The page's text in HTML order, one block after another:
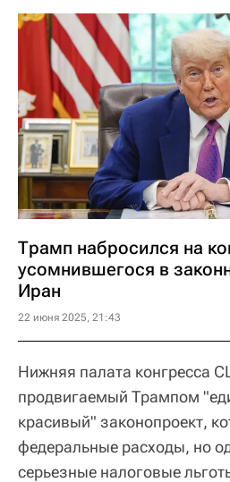
Трамп набросился на
усомнившегося в
Иран
22 июня 2025, 21:43
Нижняя палата конгресса
продвигаемый Трампом
красивый" законопроект,
федеральные расходы, но
серьезные налоговые